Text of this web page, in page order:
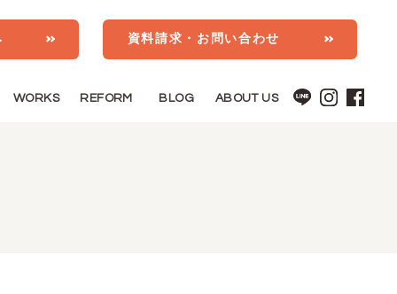
資料請求・お問い合わせ
WORKS REFORM BLOG ABOUT US